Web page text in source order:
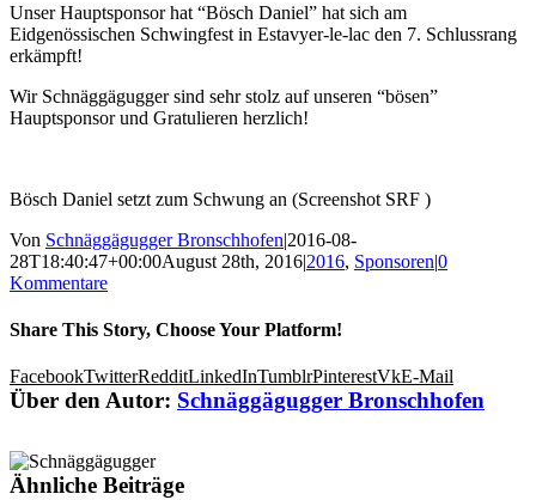
Unser Hauptsponsor hat “Bösch Daniel” hat sich am
Eidgenössischen Schwingfest in Estavyer-le-lac den 7. Schlussrang
erkämpft!
Wir Schnäggägugger sind sehr stolz auf unseren “bösen”
Hauptsponsor und Gratulieren herzlich!
Bösch Daniel setzt zum Schwung an (Screenshot SRF )
Von Schnäggägugger Bronschhofen|2016-08-
28T18:40:47+00:00August 28th, 2016|2016, Sponsoren|0
Kommentare
Share This Story, Choose Your Platform!
FacebookTwitterRedditLinkedInTumblrPinterestVkE-Mail
Über den Autor: Schnäggägugger Bronschhofen
Ähnliche Beiträge